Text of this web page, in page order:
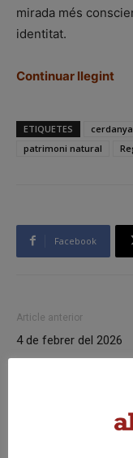
mirada més
identitat.
Continuar llegint
ETIQUETES cerdanya
patrimoni natural
Facebook
Article anterior
4 de febrer del 2026
Articles relacionats